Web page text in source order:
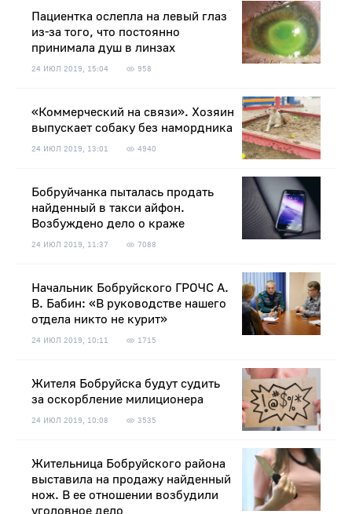
Пациентка ослепла на левый глаз
из-за того, что постоянно
принимала душ в линзах
24 ИЮЛ 2019, 15:04 958
«Коммерческий на связи». Хозяин
выпускает собаку без намордника
24 ИЮЛ 2019, 13:01 4940
Бобруйчанка пыталась продать
найденный в такси айфон.
Возбуждено дело о краже
24 ИЮЛ 2019, 11:37 7088
Начальник Бобруйского ГРОЧС А.
В. Бабин: «В руководстве нашего
отдела никто не курит»
24 ИЮЛ 2019, 10:11 1715
Жителя Бобруйска будут судить
за оскорбление милиционера
24 ИЮЛ 2019, 10:08 3535
Жительница Бобруйского района
выставила на продажу найденный
нож. В ее отношении возбудили